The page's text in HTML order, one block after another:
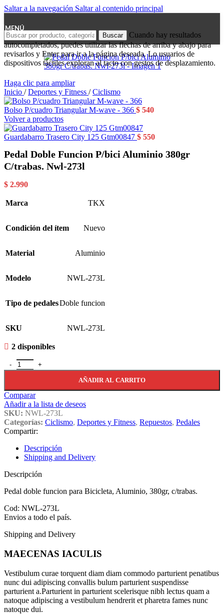
Saltar a la navegación Saltar al contenido principal
MENÚ
Buscar
Cuando hay resultados
autocompletados, puedes utilizar las flechas de arriba y abajo para
revisarlos y Enter para ir a la página deseada. Lo usuarios de
dispositivos táctiles exploran al tacto con gestos de desplazamiento.
Haga clic para ampliar
Inicio / Deportes y Fitness / Ciclismo
Bolso P/cuadro Triangular M-wave - 366 $ 540
Volver a productos
Guardabarro Trasero City 125 Gtm00847 $ 550
Pedal Doble Funcion P/bici Aluminio 380gr
C/trabas. Nwl-273l
$ 2.990
Marca TKX
Condición del ítem Nuevo
Material Aluminio
Modelo NWL-273L
Tipo de pedalesDoble funcion
SKU NWL-273L
2 disponibles
Pedal Doble Funcion P/bici Aluminio 380gr C/trabas. Nwl-273l
AÑADIR AL CARRITO
Comparar
Añadir a la lista de deseos
SKU: NWL-273L
Categorías: Ciclismo, Deportes y Fitness, Repuestos, Pedales
Compartir:
Descripción
Shipping and Delivery
Descripción
Pedal doble funcion para Bicicleta, Aluminio, 380gr, c/trabas.
Cod: NWL-273L
Envios a todo el país.
Shipping and Delivery
MAECENAS IACULIS
Vestibulum curae torquent diam diam commodo parturient penatibus
nunc dui adipiscing convallis bulum parturient suspendisse
parturient a.Parturient in parturient scelerisque nibh lectus quam a
natoque adipiscing a vestibulum hendrerit et pharetra fames nunc
natoque dui.